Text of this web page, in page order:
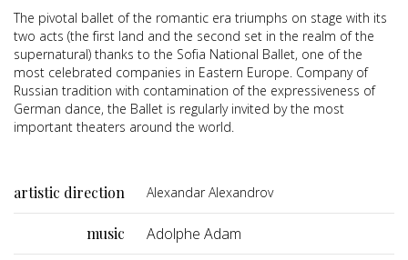
The pivotal ballet of the romantic era triumphs on stage with its
two acts (the first land and the second set in the realm of the
supernatural) thanks to the Sofia National Ballet, one of the
most celebrated companies in Eastern Europe. Company of
Russian tradition with contamination of the expressiveness of
German dance, the Ballet is regularly invited by the most
important theaters around the world.
artistic direction Alexandar Alexandrov
music Adolphe Adam